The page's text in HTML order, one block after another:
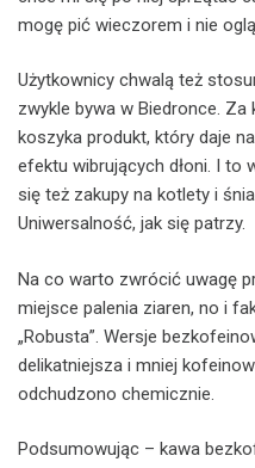
mogę pić wieczorem i nie
Użytkownicy chwalą też
zwykle bywa w Biedronce.
koszyka produkt, który daje
efektu wibrujących dłoni. I to
się też zakupy na kotlety i
Uniwersalność, jak się patrzy.
Na co warto zwrócić uwagę
miejsce palenia ziaren, no i
„Robusta”. Wersje
delikatniejsza i mniej
odchudzono chemicznie.
Podsumowując – kawa